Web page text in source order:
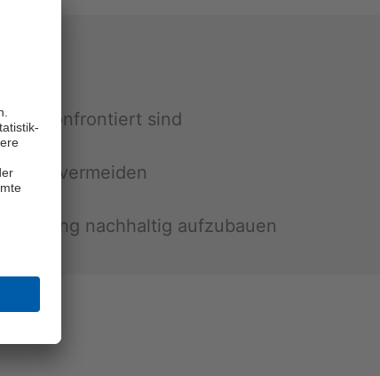
kon­fron­tiert sind
zu ver­mei­den
nach­hal­tig auf­zu­bau­en